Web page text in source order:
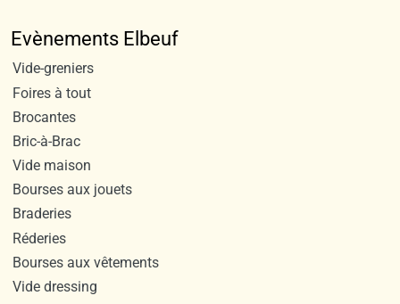
Evènements Elbeuf
Vide-greniers
Foires à tout
Brocantes
Bric-à-Brac
Vide maison
Bourses aux jouets
Braderies
Réderies
Bourses aux vêtements
Vide dressing